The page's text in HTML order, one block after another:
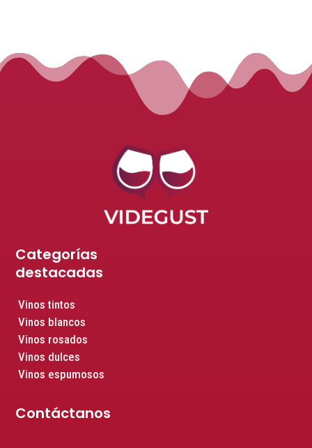
Categorías
destacadas
Vinos tintos
Vinos blancos
Vinos rosados
Vinos dulces
Vinos espumosos
Contáctanos